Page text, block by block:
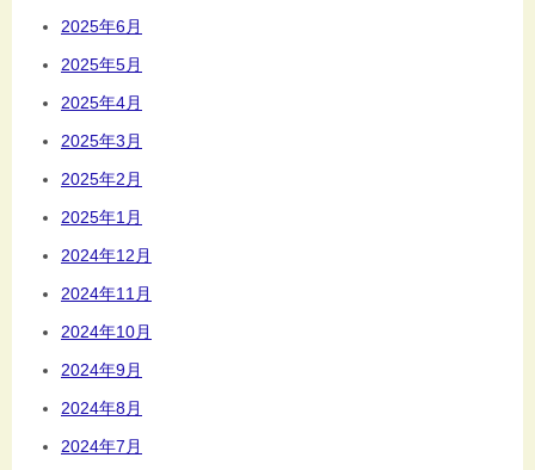
2025年6月
2025年5月
2025年4月
2025年3月
2025年2月
2025年1月
2024年12月
2024年11月
2024年10月
2024年9月
2024年8月
2024年7月